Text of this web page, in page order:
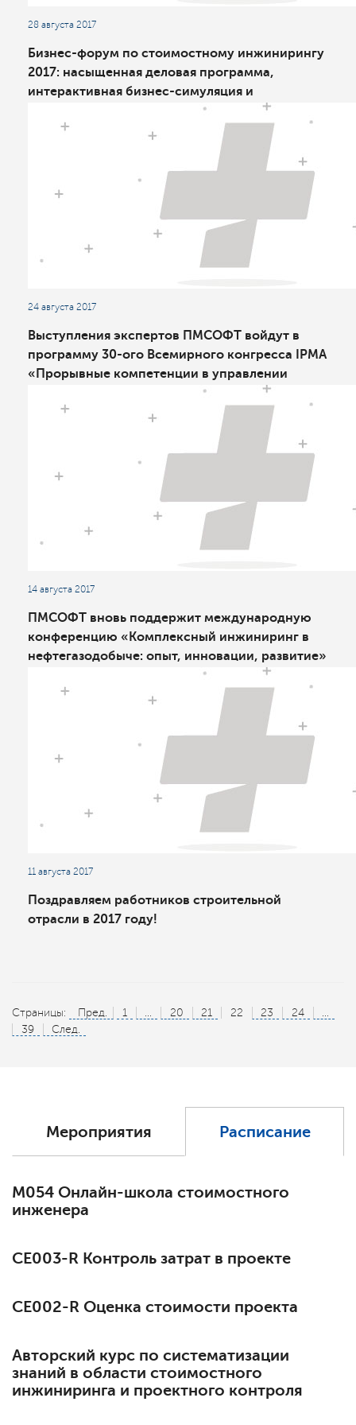
28 августа 2017
Бизнес-форум по стоимостному инжинирингу
2017: насыщенная деловая программа,
интерактивная бизнес-симуляция и
24 августа 2017
Выступления экспертов ПМСОФТ войдут в
программу 30-ого Всемирного конгресса IPMA
«Прорывные компетенции в управлении
14 августа 2017
ПМСОФТ вновь поддержит международную
конференцию «Комплексный инжиниринг в
нефтегазодобыче: опыт, инновации, развитие»
11 августа 2017
Поздравляем работников строительной
отрасли в 2017 году!
Страницы: Пред. 1 ... 20 21 22 23 24
...
39
След.
Мероприятия Расписание
М054 Онлайн-школа стоимостного
инженера
СЕ003-R Контроль затрат в проекте
СЕ002-R Оценка стоимости проекта
Авторский курс по систематизации
знаний в области стоимостного
инжиниринга и проектного контроля